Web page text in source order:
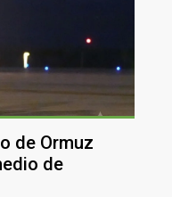
de Ormuz
de